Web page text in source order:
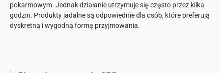
pokarmowym. Jednak działanie utrzymuje się często przez kilka
godzin. Produkty jadalne są odpowiednie dla osób, które preferują
dyskretną i wygodną formę przyjmowania.